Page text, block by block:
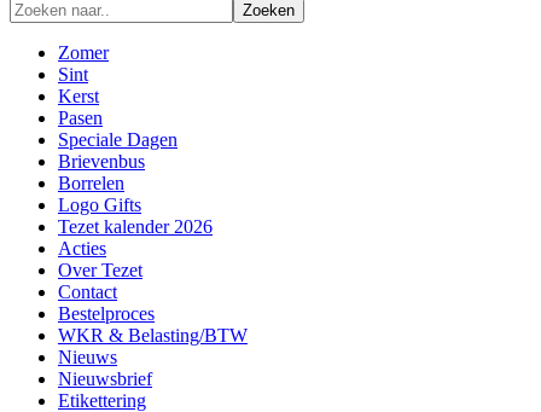
Zoeken
Zomer
Sint
Kerst
Pasen
Speciale Dagen
Brievenbus
Borrelen
Logo Gifts
Tezet kalender 2026
Acties
Over Tezet
Contact
Bestelproces
WKR & Belasting/BTW
Nieuws
Nieuwsbrief
Etikettering